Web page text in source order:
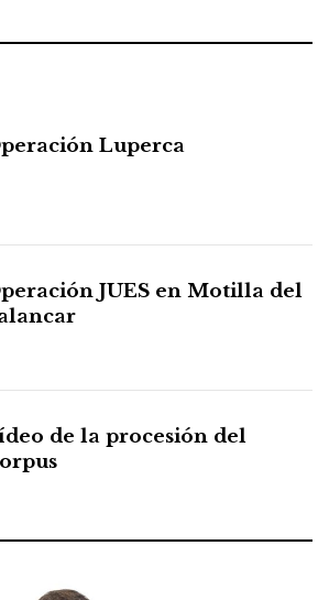
Luperca
JUES en Motilla del
de la procesión del